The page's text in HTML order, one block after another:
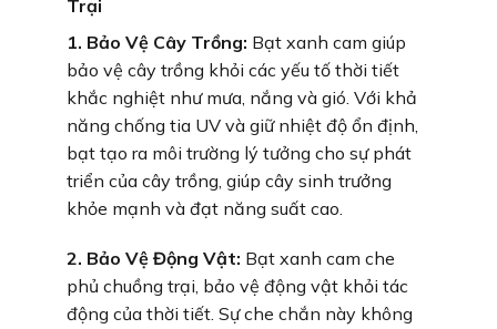
Trại
1. Bảo Vệ Cây Trồng: Bạt xanh cam giúp
bảo vệ cây trồng khỏi các yếu tố thời tiết
khắc nghiệt như mưa, nắng và gió. Với khả
năng chống tia UV và giữ nhiệt độ ổn định,
bạt tạo ra môi trường lý tưởng cho sự phát
triển của cây trồng, giúp cây sinh trưởng
khỏe mạnh và đạt năng suất cao.
2. Bảo Vệ Động Vật: Bạt xanh cam che
phủ chuồng trại, bảo vệ động vật khỏi tác
động của thời tiết. Sự che chắn này không